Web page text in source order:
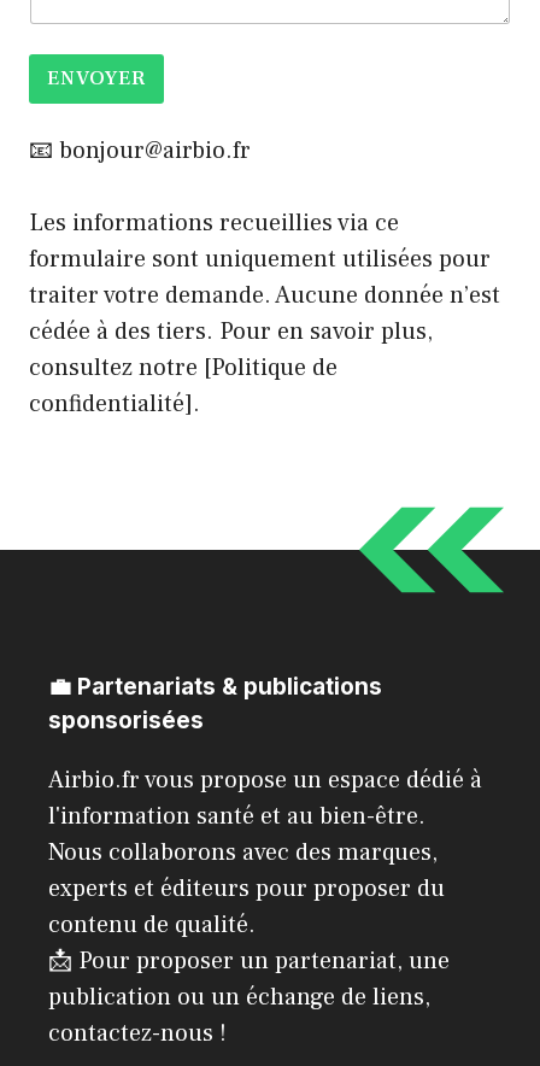
ENVOYER
📧 bonjour@airbio.fr
Les informations recueillies via ce
formulaire sont uniquement utilisées pour
traiter votre demande. Aucune donnée n’est
cédée à des tiers. Pour en savoir plus,
consultez notre [Politique de
confidentialité].
💼 Partenariats & publications
sponsorisées
Airbio.fr vous propose un espace dédié à
l'information santé et au bien-être.
Nous collaborons avec des marques,
experts et éditeurs pour proposer du
contenu de qualité.
📩 Pour proposer un partenariat, une
publication ou un échange de liens,
contactez-nous !